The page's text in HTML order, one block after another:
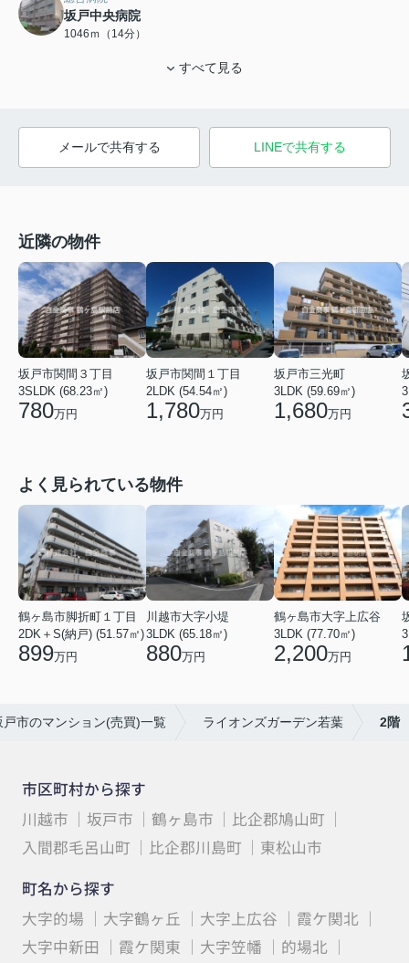
坂戸中央病院
1046ｍ（14分）
すべて見る
メールで共有する LINEで共有する
近隣の物件
坂戸市関間３丁目
3SLDK (68.23㎡)
780万円
坂戸市関間１丁目
2LDK (54.54㎡)
1,780万円
坂戸市三光町
3LDK (59.69㎡)
1,680万円
よく見られている物件
鶴ヶ島市脚折町１丁目
2DK＋S(納戸) (51.57㎡)
899万円
川越市大字小堤
3LDK (65.18㎡)
880万円
鶴ヶ島市大字上広谷
3LDK (77.70㎡)
2,200万円
戸市のマンション(売買)一覧 ライオンズガーデン若葉 2階
市区町村から探す
川越市
坂戸市 鶴ヶ島市
比企郡鳩山町
入間郡毛呂山町
比企郡川島町
東松山市
町名から探す
大字的場
大字鶴ヶ丘 大字上広谷
霞ケ関北
大字中新田
霞ケ関東 大字笠幡
的場北